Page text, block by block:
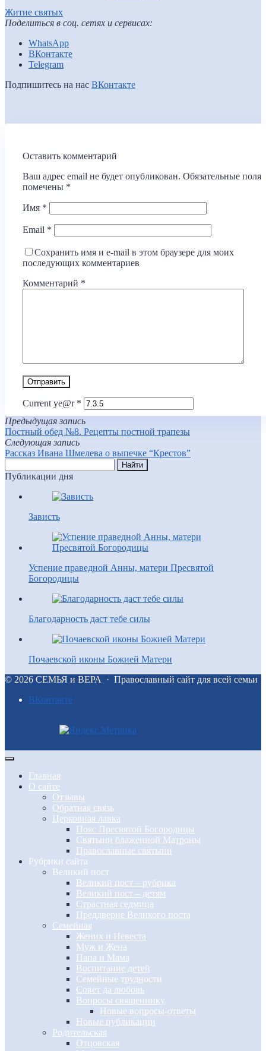
Житие святых
Поделиться в соц. сетях и сервисах:
WhatsApp
ВКонтакте
Telegram
Подпишитесь на нас ВКонтакте
Оставить комментарий
Ваш адрес email не будет опубликован. Обязательные поля
помечены *
Имя *
Email *
Сохранить имя и e-mail в этом браузере для моих
последующих комментариев
Комментарий *
Current ye@r *
Предыдущая запись
Постный обед №8. Рецепты постной трапезы
Следующая запись
Рассказ Ивана Шмелева о выпечке “Крестов”
Публикации дня
Зависть
Успение праведной Анны, матери Пресвятой
Богородицы
Благодарность даст тебе силы
Почаевской иконы Божией Матери
© 2026 СЕМЬЯ и ВЕРА · Православный сайт для всей семьи
BКонтакте
Главная
О сайте
Отзывы
Обратная связь
Церковная лавка
Пояс Пресвятой Богородицы
Святыни блаженной Матроны
Православные святыни
Рубрики сайта
Великий пост
Великий пост – рубрика
Великий пост – детям
Страстная седмица
Преддверие Великого поста
Семейная
Жених и Невеста
Муж и Жена
Папа и Мама
Воспитание детей
Семейные трудности
Совет да любовь
Вопросы священнику
Новые вопросы-ответы
Новые публикации
Родительская
Отцовская